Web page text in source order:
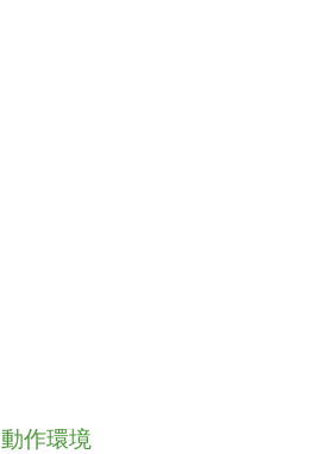
動作環境